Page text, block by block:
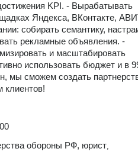
KPI. - Вырабатывать
Яндекса, ВКонтакте,
собирать семантику,
рекламные объявления. -
и масштабировать
использовать бюджет и в
мы сможем создать
клиентов!
обороны РФ, юрист,